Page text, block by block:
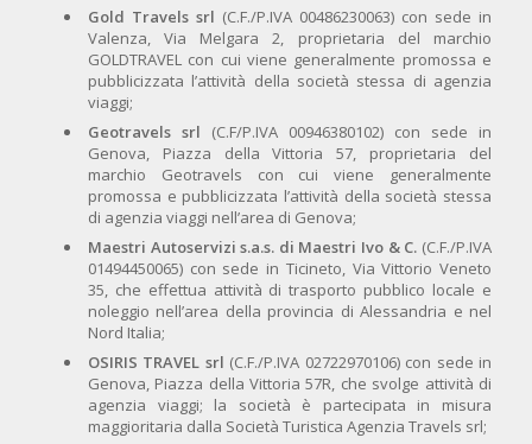
Gold Travels srl (C.F./P.IVA 00486230063) con sede in
Valenza, Via Melgara 2, proprietaria del marchio
GOLDTRAVEL con cui viene generalmente promossa e
pubblicizzata l’attività della società stessa di agenzia
viaggi;
Geotravels srl (C.F/P.IVA 00946380102) con sede in
Genova, Piazza della Vittoria 57, proprietaria del
marchio Geotravels con cui viene generalmente
promossa e pubblicizzata l’attività della società stessa
di agenzia viaggi nell’area di Genova;
Maestri Autoservizi s.a.s. di Maestri Ivo & C. (C.F./P.IVA
01494450065) con sede in Ticineto, Via Vittorio Veneto
35, che effettua attività di trasporto pubblico locale e
noleggio nell’area della provincia di Alessandria e nel
Nord Italia;
OSIRIS TRAVEL srl (C.F./P.IVA 02722970106) con sede in
Genova, Piazza della Vittoria 57R, che svolge attività di
agenzia viaggi; la società è partecipata in misura
maggioritaria dalla Società Turistica Agenzia Travels srl;